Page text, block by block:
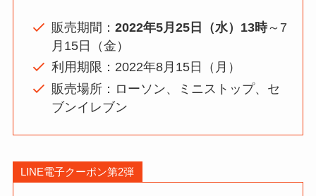
販売期間： 2022年5月25日（水）13時～7
月15日（金）
利用期限：2022年8月15日（月）
販売場所：ローソン、ミニストップ、セ
ブンイレブン
LINE電子クーポン第2弾